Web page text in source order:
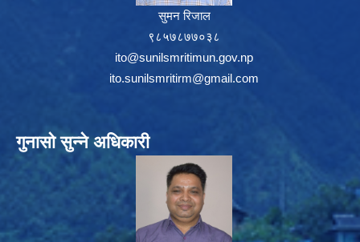
सुमन रिजाल
९८५७८७७०३८
ito@sunilsmritimun.gov.np
ito.sunilsmritirm@gmail.com
गुनासो सुन्ने अधिकारी